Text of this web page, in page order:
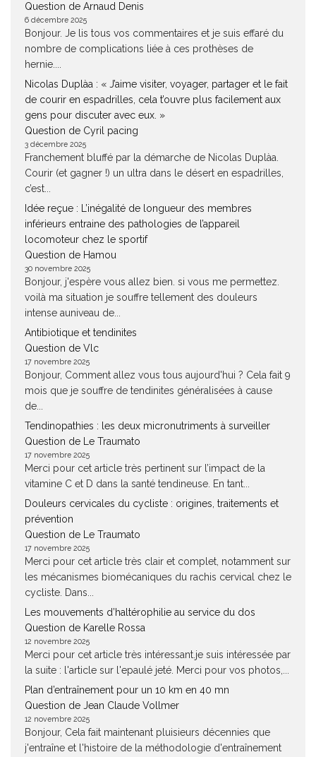
Question de Arnaud Denis
6 décembre 2025
Bonjour. Je lis tous vos commentaires et je suis effaré du
nombre de complications liée à ces prothèses de
hernie....
Nicolas Duplàa : « J’aime visiter, voyager, partager et le fait
de courir en espadrilles, cela t’ouvre plus facilement aux
gens pour discuter avec eux. »
Question de Cyril pacing
3 décembre 2025
Franchement bluffé par la démarche de Nicolas Duplàa.
Courir (et gagner !) un ultra dans le désert en espadrilles,
c’est...
Idée reçue : L’inégalité de longueur des membres
inférieurs entraine des pathologies de l’appareil
locomoteur chez le sportif
Question de Hamou
30 novembre 2025
Bonjour, j'espère vous allez bien. si vous me permettez.
voilà ma situation je souffre tellement des douleurs
intense auniveau de...
Antibiotique et tendinites
Question de Vlc
17 novembre 2025
Bonjour, Comment allez vous tous aujourd'hui ? Cela fait 9
mois que je souffre de tendinites généralisées à cause
de...
Tendinopathies : les deux micronutriments à surveiller
Question de Le Traumato
17 novembre 2025
Merci pour cet article très pertinent sur l’impact de la
vitamine C et D dans la santé tendineuse. En tant...
Douleurs cervicales du cycliste : origines, traitements et
prévention
Question de Le Traumato
17 novembre 2025
Merci pour cet article très clair et complet, notamment sur
les mécanismes biomécaniques du rachis cervical chez le
cycliste. Dans...
Les mouvements d’haltérophilie au service du dos
Question de Karelle Rossa
12 novembre 2025
Merci pour cet article très intéressant.je suis intéressée par
la suite : l'article sur l'epaulé jeté. Merci pour vos photos,...
Plan d’entraînement pour un 10 km en 40 mn
Question de Jean Claude Vollmer
12 novembre 2025
Bonjour, Cela fait maintenant pluisieurs décennies que
j'entraîne et l'histoire de la méthodologie d'entraînement